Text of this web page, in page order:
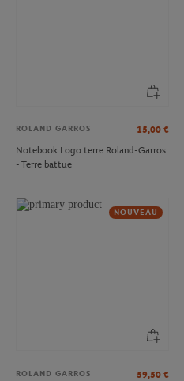
ROLAND GARROS 15,00 €
Notebook Logo terre Roland-Garros
- Terre battue
NOUVEAU
ROLAND GARROS 59,50 €